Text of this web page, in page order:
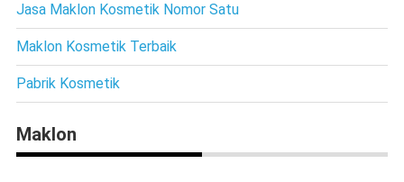
Jasa Maklon Kosmetik Nomor Satu
Maklon Kosmetik Terbaik
Pabrik Kosmetik
Maklon